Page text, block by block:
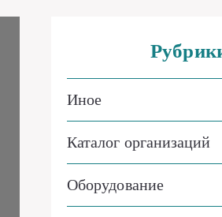
Иное
Каталог организаций
Оборудование